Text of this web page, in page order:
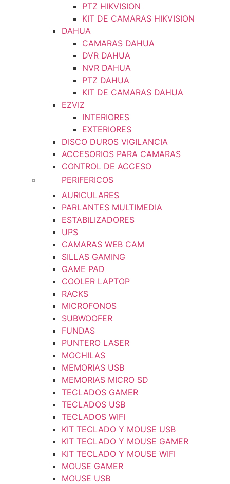
PTZ HIKVISION
KIT DE CAMARAS HIKVISION
DAHUA
CAMARAS DAHUA
DVR DAHUA
NVR DAHUA
PTZ DAHUA
KIT DE CAMARAS DAHUA
EZVIZ
INTERIORES
EXTERIORES
DISCO DUROS VIGILANCIA
ACCESORIOS PARA CAMARAS
CONTROL DE ACCESO
PERIFERICOS
AURICULARES
PARLANTES MULTIMEDIA
ESTABILIZADORES
UPS
CAMARAS WEB CAM
SILLAS GAMING
GAME PAD
COOLER LAPTOP
RACKS
MICROFONOS
SUBWOOFER
FUNDAS
PUNTERO LASER
MOCHILAS
MEMORIAS USB
MEMORIAS MICRO SD
TECLADOS GAMER
TECLADOS USB
TECLADOS WIFI
KIT TECLADO Y MOUSE USB
KIT TECLADO Y MOUSE GAMER
KIT TECLADO Y MOUSE WIFI
MOUSE GAMER
MOUSE USB